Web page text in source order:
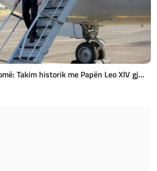
Takim historik me Papën Leo XIV gj...